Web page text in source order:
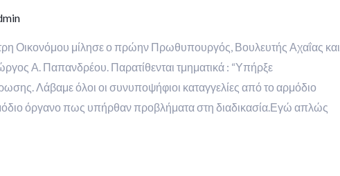
Οικονόμου μίλησε ο πρώην Πρωθυπουργός, Βουλευτής Αχαΐας και
Α. Παπανδρέου. Παρατίθενται τμηματικά : “Υπήρξε
Λάβαμε όλοι οι συνυποψήφιοι καταγγελίες από το αρμόδιο
όργανο πως υπήρθαν προβλήματα στη διαδικασία.Εγώ απλώς